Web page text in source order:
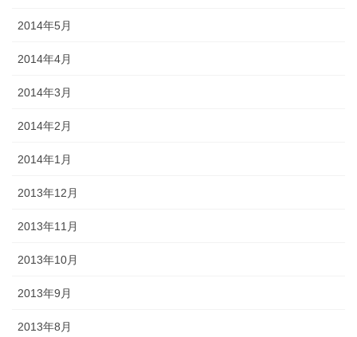
2014年5月
2014年4月
2014年3月
2014年2月
2014年1月
2013年12月
2013年11月
2013年10月
2013年9月
2013年8月